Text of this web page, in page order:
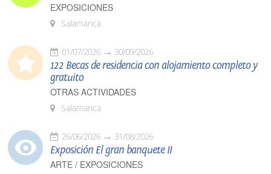
EXPOSICIONES
Salamanca
01/07/2026 30/09/2026
122 Becas de residencia con alojamiento completo y
gratuito
OTRAS ACTIVIDADES
Salamanca
26/06/2026 31/08/2026
Exposición El gran banquete II
ARTE / EXPOSICIONES